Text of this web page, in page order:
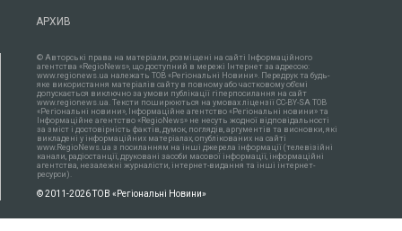
АРХИВ
© Авторські права на матеріали, розміщені на сайті Інформаційного
агентства «RegioNews», що доступний в мережі Інтернет за адресою:
www.regionews.ua належать ТОВ «Регіональні Новини». Передрук та будь-
яке використання матеріалів сайту в повному або частковому об'ємі
допускається виключно за умови публікації гіперпосилання на сайт
www.regionews.ua. Тексти поширюються нa умовах ліцензії CC-BY-SA ТОВ
«Регіональні новини», Інформаційне агентство «Регіональні новини» та
Інформаційне агентство «RegioNews» не несуть жодної відповідальності
за зміст і достовірність фактів, думок, поглядів, аргументів та висновки, які
викладені у інформаційних матеріалах, опублікованих на сайті
www.RegioNews.ua з посиланням на інші джерела інформації (телевізійні
канали, радіостанції, друковані засоби масової інформації, інформаційні
агентства, незалежні журналісти, інтернет-видання та інші інтернет-
ресурси).
© 2011-2026 ТОВ «Регіональні Новини»